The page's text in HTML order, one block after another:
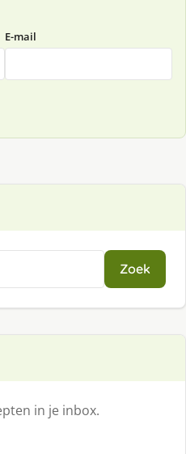
E-mail
Zoek
in je inbox.